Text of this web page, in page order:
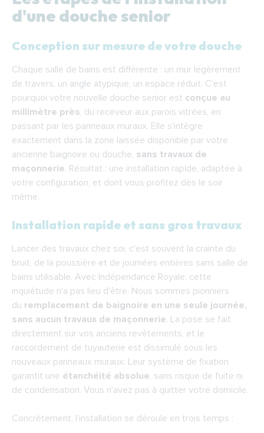
d'une douche senior
Conception sur mesure de votre douche
Chaque salle de bains est différente : un mur légèrement
de travers, un angle atypique, un espace réduit. C'est
pourquoi votre nouvelle douche senior est conçue au
millimètre près, du receveur aux parois vitrées, en
passant par les panneaux muraux. Elle s'intègre
exactement dans la zone laissée disponible par votre
ancienne baignoire ou douche, sans travaux de
maçonnerie. Résultat : une installation rapide, adaptée à
votre configuration, et dont vous profitez dès le soir
même.
Installation rapide et sans gros travaux
Lancer des travaux chez soi, c'est souvent la crainte du
bruit, de la poussière et de journées entières sans salle de
bains utilisable. Avec Indépendance Royale, cette
inquiétude n'a pas lieu d'être. Nous sommes pionniers
du remplacement de baignoire en une seule journée,
sans aucun travaux de maçonnerie. La pose se fait
directement sur vos anciens revêtements, et le
raccordement de tuyauterie est dissimulé sous les
nouveaux panneaux muraux. Leur système de fixation
garantit une étanchéité absolue, sans risque de fuite ni
de condensation. Vous n'avez pas à quitter votre domicile.
Concrètement, l'installation se déroule en trois temps :